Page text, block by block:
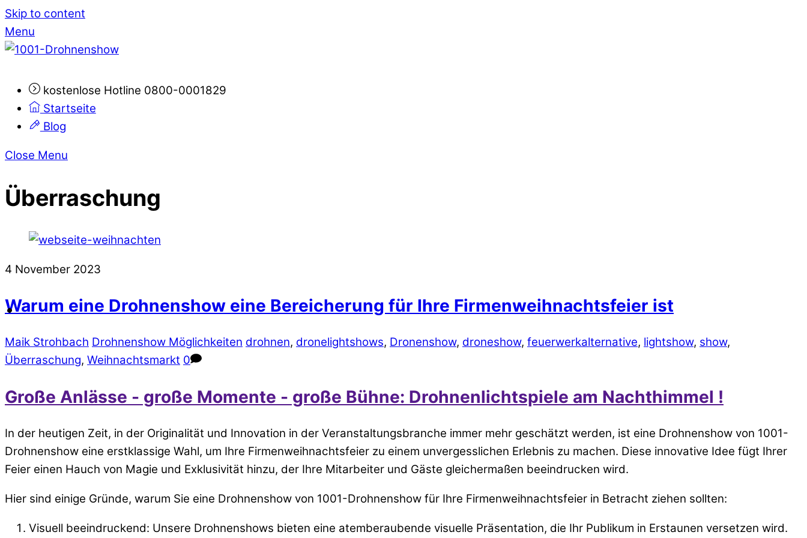
Skip to content
Menu
kostenlose Hotline 0800-0001829
Startseite
Blog
Close Menu
Überraschung
4 November 2023
Warum eine Drohnenshow eine Bereicherung für Ihre Firmenweihnachtsfeier ist
Maik Strohbach Drohnenshow Möglichkeiten drohnen, dronelightshows, Dronenshow, droneshow, feuerwerkalternative, lightshow, show,
Überraschung, Weihnachtsmarkt 0
Große Anlässe - große Momente - große Bühne: Drohnenlichtspiele am Nachthimmel !
In der heutigen Zeit, in der Originalität und Innovation in der Veranstaltungsbranche immer mehr geschätzt werden, ist eine Drohnenshow von 1001-
Drohnenshow eine erstklassige Wahl, um Ihre Firmenweihnachtsfeier zu einem unvergesslichen Erlebnis zu machen. Diese innovative Idee fügt Ihrer
Feier einen Hauch von Magie und Exklusivität hinzu, der Ihre Mitarbeiter und Gäste gleichermaßen beeindrucken wird.
Hier sind einige Gründe, warum Sie eine Drohnenshow von 1001-Drohnenshow für Ihre Firmenweihnachtsfeier in Betracht ziehen sollten:
Visuell beeindruckend: Unsere Drohnenshows bieten eine atemberaubende visuelle Präsentation, die Ihr Publikum in Erstaunen versetzen wird.